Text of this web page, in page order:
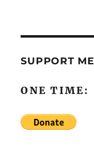
SUPPORT ME
ONE TIME: